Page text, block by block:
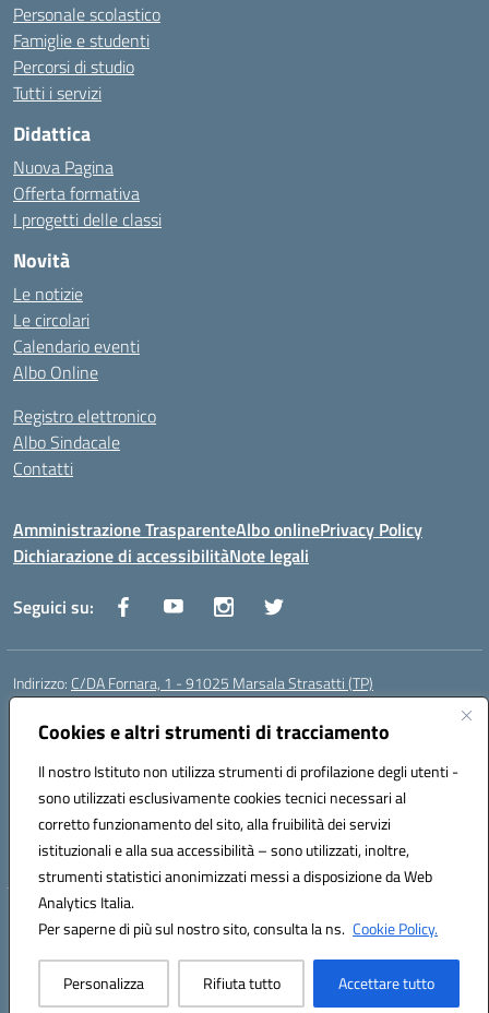
Cookies e altri strumenti di tracciamento
Il nostro Istituto non utilizza strumenti di profilazione degli utenti -
sono utilizzati esclusivamente cookies tecnici necessari al
corretto funzionamento del sito, alla fruibilità dei servizi
istituzionali e alla sua accessibilità – sono utilizzati, inoltre,
strumenti statistici anonimizzati messi a disposizione da Web
Analytics Italia.
Per saperne di più sul nostro sito, consulta la ns. Cookie Policy.
Personalizza Rifiuta tutto Accettare tutto
Personale scolastico
Famiglie e studenti
Percorsi di studio
Tutti i servizi
Didattica
Nuova Pagina
Offerta formativa
I progetti delle classi
Novità
Le notizie
Le circolari
Calendario eventi
Albo Online
Registro elettronico
Albo Sindacale
Contatti
Amministrazione TrasparenteAlbo onlinePrivacy Policy
Dichiarazione di accessibilitàNote legali
Seguici su:
Indirizzo: C/DA Fornara, 1 - 91025 Marsala Strasatti (TP)
Centralino:
Posta elettronica certificata (PEC):tpic81600v@pec.istruzione.it
Codice fiscale: 82006360810
Codice meccanografico:TPIC81600V
Codice Indice delle Pubbliche Amministrazioni (IPA): istsc_tpic81600v
Codice unico di fatturazione (CUF): UFODYY
Hosting & Powered by 3D Solution S.r.l.
Concept & Design by Designers Italia